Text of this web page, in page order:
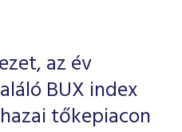
tőzsdei bevezetését
egyszerűen
az év
BUX index
tőkepiacon